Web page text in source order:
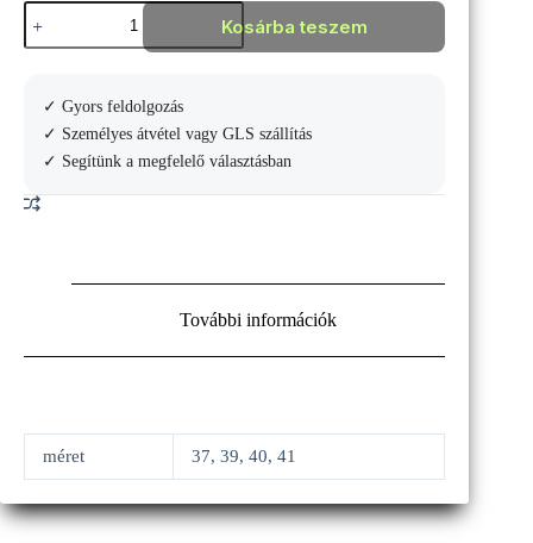
Babolat
Jet
Ritma
mennyiség
Kosárba teszem
✓ Gyors feldolgozás
✓ Személyes átvétel vagy GLS szállítás
✓ Segítünk a megfelelő választásban
További információk
méret 37, 39, 40, 41